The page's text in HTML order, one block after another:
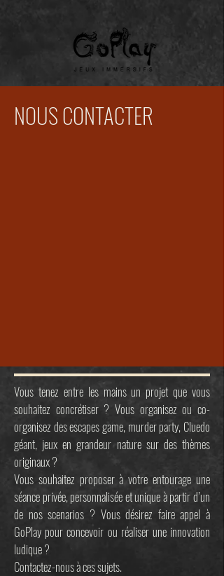
NOUS CONTACTER
Vous tenez entre les mains un projet que vous
souhaitez concrétiser ? Vous organisez ou co-
organisez des escapes game, murder party, Cluedo
géant, jeux en grandeur nature sur des thèmes
originaux ?
Vous souhaitez proposer à votre entourage une
séance privée, personnalisée et unique à partir d’un
de nos scenarios ? Vous désirez faire appel à
GoPlay pour concevoir ou réaliser une innovation
ludique ?
Contactez-nous à ces sujets.